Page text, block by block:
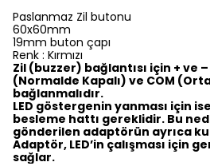
Paslanmaz Zil butonu
60x60mm
19mm buton çapı
Renk : Kırmızı
Zil (buzzer) bağlantısı için + ve
(Normalde Kapalı) ve COM
bağlanmalıdır.
LED göstergenin yanması için
besleme hattı gereklidir. Bu
gönderilen adaptörün ayrıca
Adaptör, LED’in çalışması için
sağlar.